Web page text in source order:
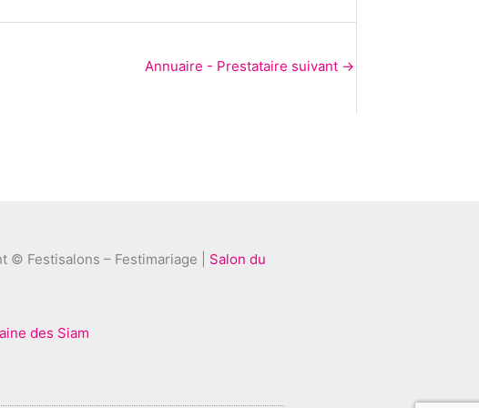
Annuaire - Prestataire suivant →
© Festisalons – Festimariage | Salon du
des Siam